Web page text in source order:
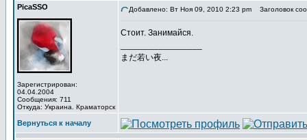
PicaSSO
Зарегистрирован:
04.04.2004
Сообщения: 711
Откуда: Украина. Краматорск
Добавлено: Вт Ноя 09, 2010 2:23 pm Заголовок
Стоит. Занимайся.
まだ若い夜...
Вернуться к началу